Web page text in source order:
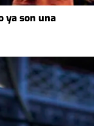
ya son una